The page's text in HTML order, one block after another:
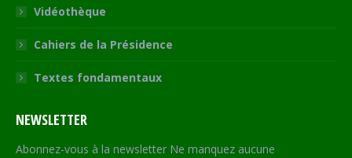
Vidéothèque
Cahiers de la Présidence
Textes fondamentaux
NEWSLETTER
Abonnez-vous à la newsletter Ne manquez aucune